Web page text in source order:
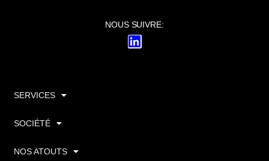
NOUS SUIVRE:
SERVICES
SOCIÉTÉ
NOS ATOUTS